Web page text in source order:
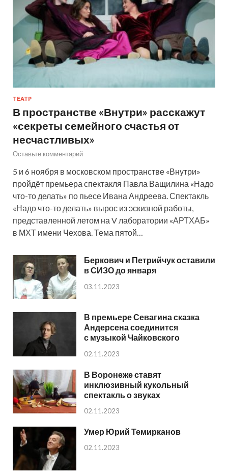
ТЕАТР
В пространстве «Внутри» расскажут
«секреты семейного счастья от
несчастливых»
Оставьте комментарий
5 и 6 ноября в московском пространстве «Внутри»
пройдёт премьера спектакля Павла Ващилина «Надо
что-то делать» по пьесе Ивана Андреева. Спектакль
«Надо что-то делать» вырос из эскизной работы,
представленной летом на V лаборатории «АРТХАБ»
в МХТ имени Чехова. Тема пятой…
Беркович и Петрийчук оставили
в СИЗО до января
03.11.2023
В премьере Севагина сказка
Андерсена соединится
с музыкой Чайковского
02.11.2023
В Воронеже ставят
инклюзивный кукольный
спектакль о звуках
02.11.2023
Умер Юрий Темирканов
02.11.2023